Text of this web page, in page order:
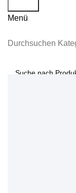
Menü
Durchsuchen